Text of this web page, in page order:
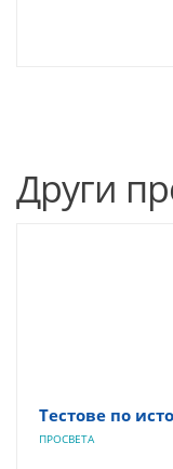
Други
Тестове по
ПРОСВЕТА